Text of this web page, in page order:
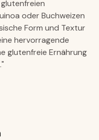
oder Buchweizen
Form und Textur
hervorragende
glutenfreie Ernährung